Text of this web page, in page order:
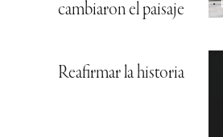
cambiaron el paisaje
Reafirmar la historia